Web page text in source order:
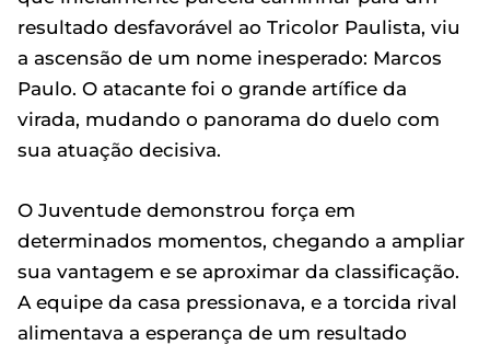
resultado desfavorável ao Tricolor Paulista, viu
a ascensão de um nome inesperado: Marcos
Paulo. O atacante foi o grande artífice da
virada, mudando o panorama do duelo com
sua atuação decisiva.
O Juventude demonstrou força em
determinados momentos, chegando a ampliar
sua vantagem e se aproximar da classificação.
A equipe da casa pressionava, e a torcida rival
alimentava a esperança de um resultado